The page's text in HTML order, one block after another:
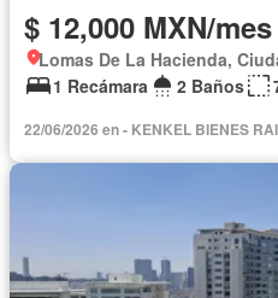
$ 12,000 MXN/mes
Lomas De La Hacienda,
1 Recámara
2 Baños
22/06/2026 en - KENKEL BIENES